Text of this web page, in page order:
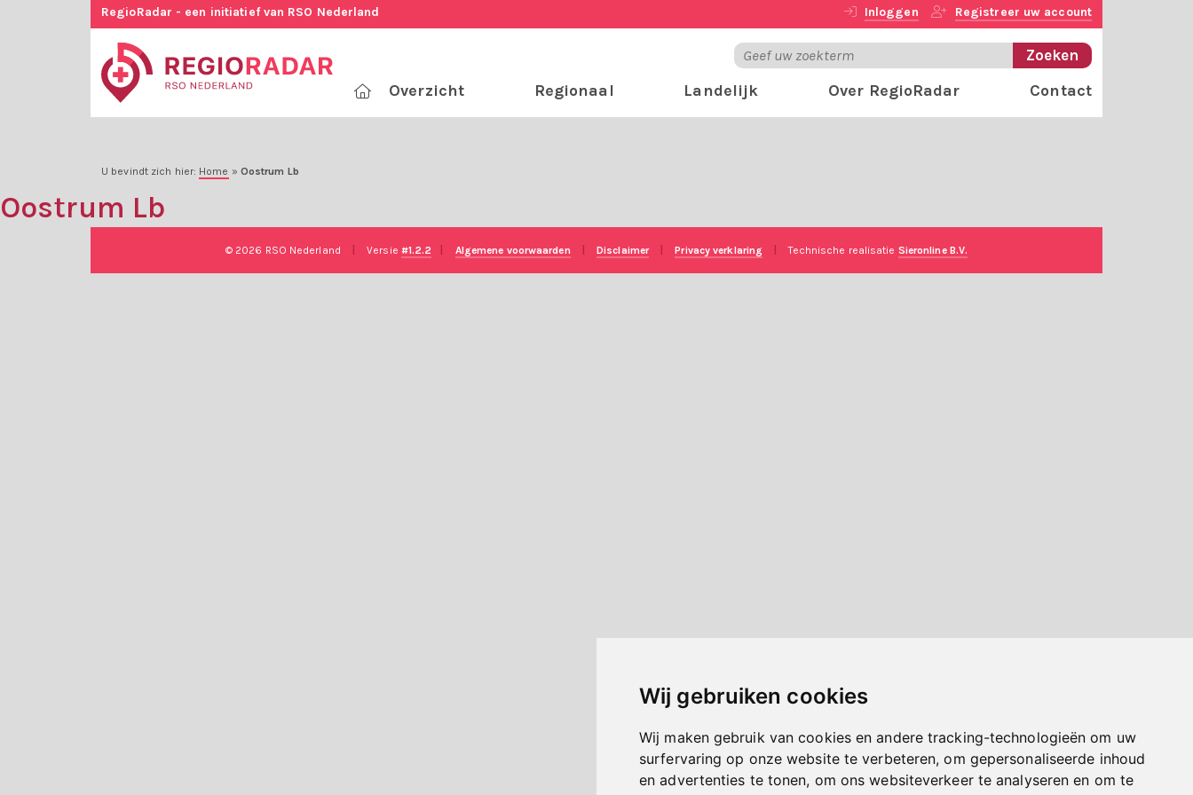
Wij gebruiken cookies
Wij maken gebruik van cookies en andere tracking-technologieën om uw
surfervaring op onze website te verbeteren, om gepersonaliseerde inhoud
en advertenties te tonen, om ons websiteverkeer te analyseren en om te
RegioRadar - een initiatief van RSO Nederland Inloggen Registreer uw account
Overzicht Regionaal Landelijk Over RegioRadar Contact
U bevindt zich hier: Home » Oostrum Lb
Oostrum Lb
© 2026 RSO Nederland Versie #1.2.2 Algemene voorwaarden Disclaimer Privacy verklaring Technische realisatie Sieronline B.V.